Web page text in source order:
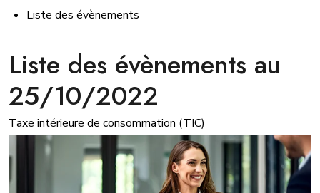
Liste des évènements
Liste des évènements au
25/10/2022
Taxe intérieure de consommation (TIC)